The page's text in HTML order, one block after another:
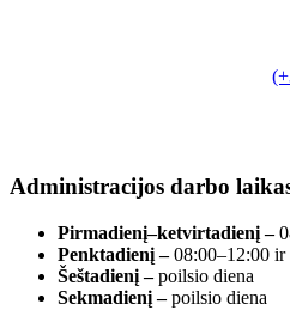
Administracijos darbo
Pirmadienį–ketvirtadienį –
Penktadienį –08:00–12:00
Šeštadienį –poilsio diena
Sekmadienį –poilsio diena